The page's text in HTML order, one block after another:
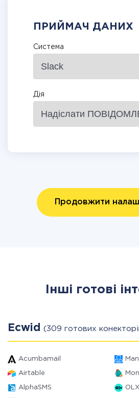
ПРИЙМАЧ ДАНИХ
Система
Дія
Продовжити
Інші готові
Ecwid (309 готових
Acumbamail
Airtable
AlphaSMS OLX